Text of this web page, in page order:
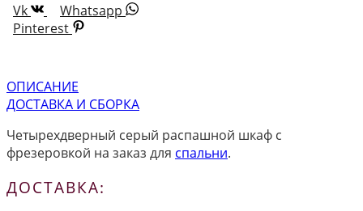
Vk
Whatsapp
Pinterest
ОПИСАНИЕ
ДОСТАВКА И СБОРКА
Четырехдверный серый распашной шкаф с
фрезеровкой на заказ для спальни.
ДОСТАВКА: